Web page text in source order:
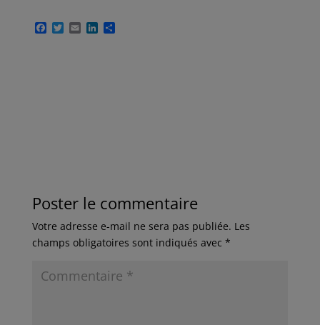
F T E L P
Poster le commentaire
Votre adresse e-mail ne sera pas publiée. Les
champs obligatoires sont indiqués avec *